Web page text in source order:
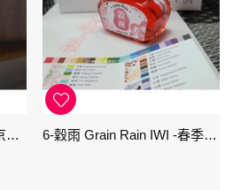
KO-0107 秘色 -日本名牌京の音樽裝鋼筆墨水 4573356130234 - 40ml 6-穀雨 Grain Rain IWI -春季-24節氣色澤鋼筆墨水